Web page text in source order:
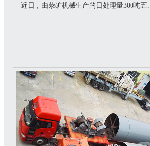
近日，由荥矿机械生产的日处理量300吨五...